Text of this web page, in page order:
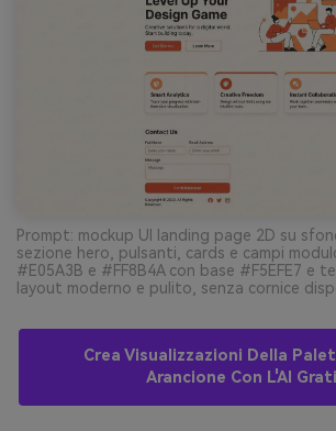
Prompt: mockup UI landing page 2D su
sezione hero, pulsanti, cards e campi
#E05A3B e #FF8B4A con base #F5EFE7 e
layout moderno e pulito, senza cornice
Crea Visualizzazioni Della
Arancione Con L'AI